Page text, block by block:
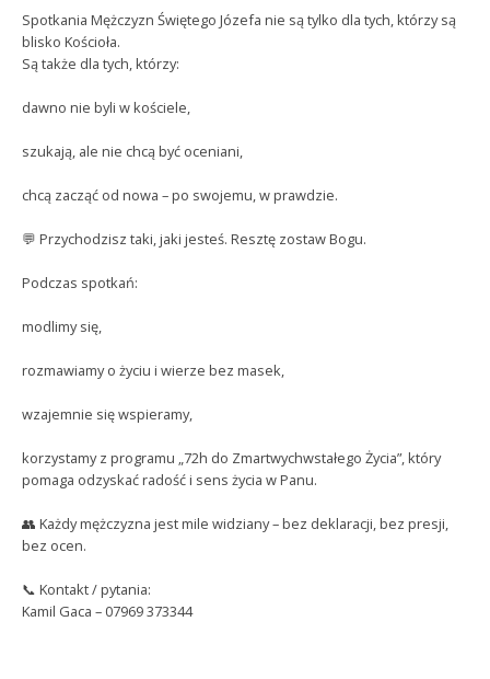
Spotkania Mężczyzn Świętego Józefa nie są tylko dla tych, którzy są
blisko Kościoła.
Są także dla tych, którzy:
dawno nie byli w kościele,
szukają, ale nie chcą być oceniani,
chcą zacząć od nowa – po swojemu, w prawdzie.
💬 Przychodzisz taki, jaki jesteś. Resztę zostaw Bogu.
Podczas spotkań:
modlimy się,
rozmawiamy o życiu i wierze bez masek,
wzajemnie się wspieramy,
korzystamy z programu „72h do Zmartwychwstałego Życia”, który
pomaga odzyskać radość i sens życia w Panu.
👥 Każdy mężczyzna jest mile widziany – bez deklaracji, bez presji,
bez ocen.
📞 Kontakt / pytania:
Kamil Gaca – 07969 373344